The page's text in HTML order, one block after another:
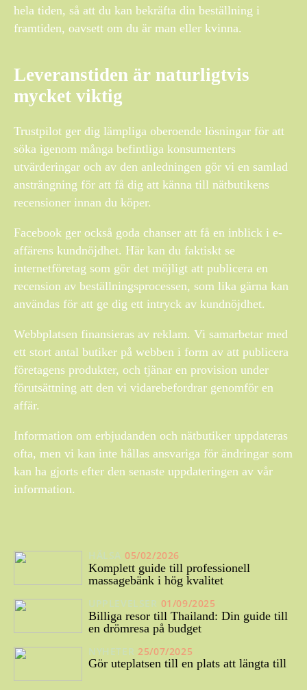
hela tiden, så att du kan bekräfta din beställning i
framtiden, oavsett om du är man eller kvinna.
Leveranstiden är naturligtvis
mycket viktig
Trustpilot ger dig lämpliga oberoende lösningar för att
söka igenom många befintliga konsumenters
utvärderingar och av den anledningen gör vi en samlad
ansträngning för att få dig att känna till nätbutikens
recensioner innan du köper.
Facebook ger också goda chanser att få en inblick i e-
affärens kundnöjdhet. Här kan du faktiskt se
internetföretag som gör det möjligt att publicera en
recension av beställningsprocessen, som lika gärna kan
användas för att ge dig ett intryck av kundnöjdhet.
Webbplatsen finansieras av reklam. Vi samarbetar med
ett stort antal butiker på webben i form av att publicera
företagens produkter, och tjänar en provision under
förutsättning att den vi vidarebefordrar genomför en
affär.
Information om erbjudanden och nätbutiker uppdateras
ofta, men vi kan inte hållas ansvariga för ändringar som
kan ha gjorts efter den senaste uppdateringen av vår
information.
HÄLSA 05/02/2026
Komplett guide till professionell
massagebänk i hög kvalitet
UPPLEVELSER 01/09/2025
Billiga resor till Thailand: Din guide till
en drömresa på budget
NYHETER 25/07/2025
Gör uteplatsen till en plats att längta till